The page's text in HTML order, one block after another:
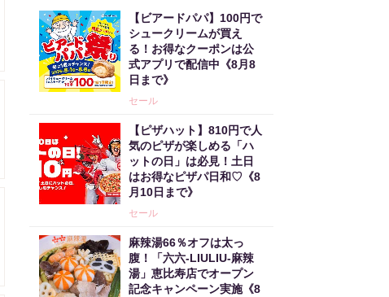
【ビアードパパ】100円で
シュークリームが買え
る！お得なクーポンは公
式アプリで配信中《8月8
日まで》
セール
【ピザハット】810円で人
気のピザが楽しめる「ハ
ットの日」は必見！土日
はお得なピザパ日和♡《8
月10日まで》
セール
麻辣湯66％オフは太っ
腹！「六六-LIULIU-麻辣
湯」恵比寿店でオープン
記念キャンペーン実施《8